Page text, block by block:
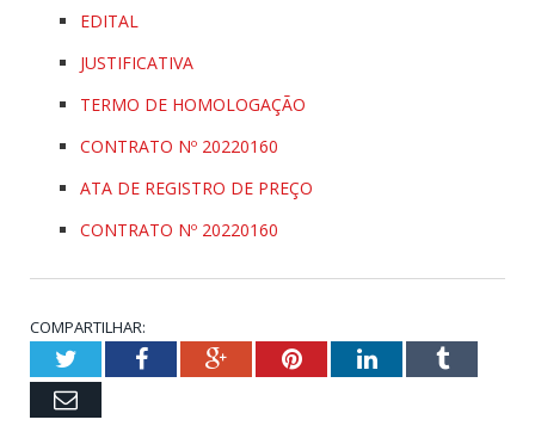
EDITAL
JUSTIFICATIVA
TERMO DE HOMOLOGAÇÃO
CONTRATO Nº 20220160
ATA DE REGISTRO DE PREÇO
CONTRATO Nº 20220160
COMPARTILHAR:
TwitterFacebookGoogle+PinterestLinkedInTumblr
Email